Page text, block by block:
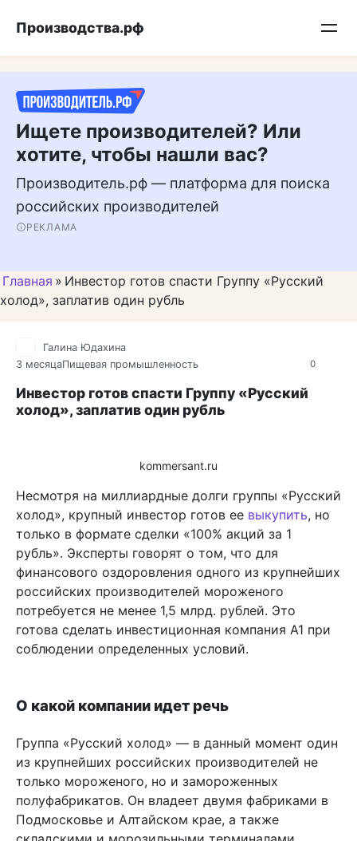
Подписывайтесь на нас в MAX
Производства.рф
Ищете производителей? Или
хотите, чтобы нашли вас?
Производитель.рф — платформа для поиска
российских производителей
РЕКЛАМА
Главная » Инвестор готов спасти Группу «Русский
холод», заплатив один рубль
0
Галина Юдахина
3 месяцаПищевая промышленность
Инвестор готов спасти Группу «Русский
холод», заплатив один рубль
kommersant.ru
Несмотря на миллиардные долги группы «Русский
холод», крупный инвестор готов ее выкупить, но
только в формате сделки «100% акций за 1
рубль». Эксперты говорят о том, что для
финансового оздоровления одного из крупнейших
российских производителей мороженого
потребуется не менее 1,5 млрд. рублей. Это
готова сделать инвестиционная компания А1 при
соблюдении определенных условий.
О какой компании идет речь
Группа «Русский холод» — в данный момент один
из крупнейших российских производителей не
только мороженого, но и замороженных
полуфабрикатов. Он владеет двумя фабриками в
Подмосковье и Алтайском крае, а также